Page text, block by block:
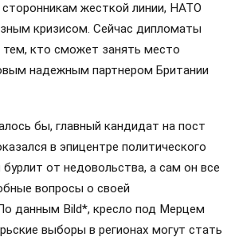
жесткой линии, НАТО
кризисом. Сейчас дипломаты
кто сможет занять место
надежным партнером Британии
бы, главный кандидат на пост
в эпицентре политического
от недовольства, а сам он все
вопросы о своей
данным Bild*, кресло под Мерцем
выборы в регионах могут стать